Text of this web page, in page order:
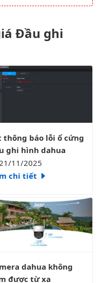
Đầu ghi
hình dahua
thông báo lỗi ổ cứng đầu
thông báo lỗi ổ cứng
ghi hình dahua
11/2025
chi tiết
dahua không xem
dahua không
được từ xa